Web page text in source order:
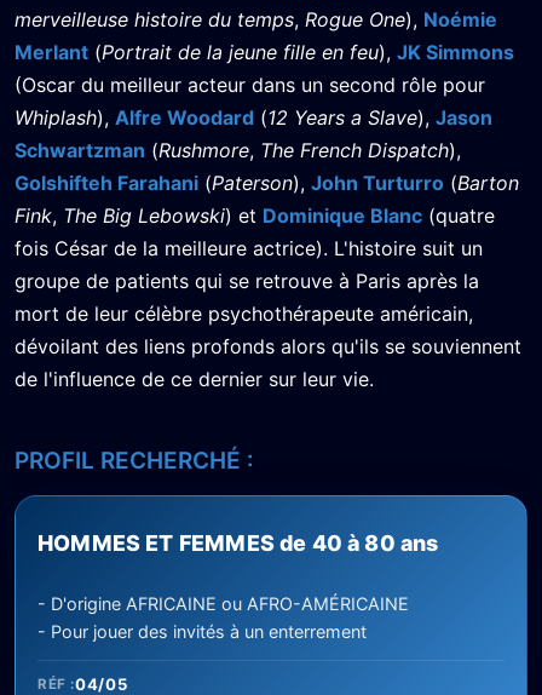
merveilleuse histoire du temps, Rogue One), Noémie
Merlant (Portrait de la jeune fille en feu), JK Simmons
(Oscar du meilleur acteur dans un second rôle pour
Whiplash), Alfre Woodard (12 Years a Slave), Jason
Schwartzman (Rushmore, The French Dispatch),
Golshifteh Farahani (Paterson), John Turturro (Barton
Fink, The Big Lebowski) et Dominique Blanc (quatre
fois César de la meilleure actrice). L'histoire suit un
groupe de patients qui se retrouve à Paris après la
mort de leur célèbre psychothérapeute américain,
dévoilant des liens profonds alors qu'ils se souviennent
de l'influence de ce dernier sur leur vie.
PROFIL RECHERCHÉ :
HOMMES ET FEMMES de 40 à 80 ans
- D'origine AFRICAINE ou AFRO-AMÉRICAINE
- Pour jouer des invités à un enterrement
RÉF :04/05